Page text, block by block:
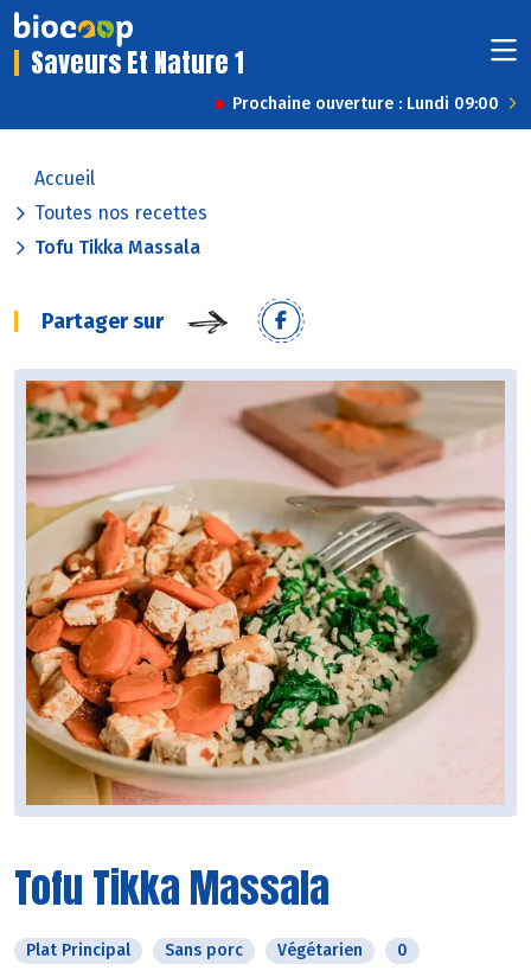
Saveurs Et Nature 1
Prochaine ouverture : Lundi 09:00
Accueil
Toutes nos recettes
Tofu Tikka Massala
Partager sur
Tofu Tikka Massala
Plat Principal Sans porc Végétarien 0